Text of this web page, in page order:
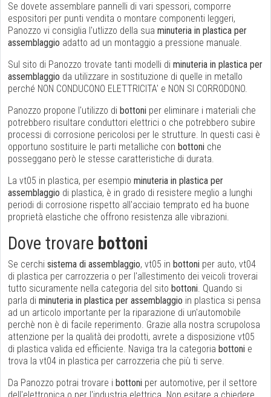
Se dovete assemblare pannelli di vari spessori, comporre
espositori per punti vendita o montare componenti leggeri,
Panozzo vi consiglia l'utlizzo della sua minuteria in plastica per
assemblaggio adatto ad un montaggio a pressione manuale.
Sul sito di Panozzo trovate tanti modelli di minuteria in plastica per
assemblaggio da utilizzare in sostituzione di quelle in metallo
perché NON CONDUCONO ELETTRICITA' e NON SI CORRODONO.
Panozzo propone l'utilizzo di bottoni per eliminare i materiali che
potrebbero risultare conduttori elettrici o che potrebbero subire
processi di corrosione pericolosi per le strutture. In questi casi è
opportuno sostituire le parti metalliche con bottoni che
posseggano però le stesse caratteristiche di durata.
La vt05 in plastica, per esempio minuteria in plastica per
assemblaggio di plastica, è in grado di resistere meglio a lunghi
periodi di corrosione rispetto all'acciaio temprato ed ha buone
proprietà elastiche che offrono resistenza alle vibrazioni.
Dove trovare bottoni
Se cerchi sistema di assemblaggio, vt05 in bottoni per auto, vt04
di plastica per carrozzeria o per l'allestimento dei veicoli troverai
tutto sicuramente nella categoria del sito bottoni. Quando si
parla di minuteria in plastica per assemblaggio in plastica si pensa
ad un articolo importante per la riparazione di un'automobile
perchè non è di facile reperimento. Grazie alla nostra scrupolosa
attenzione per la qualità dei prodotti, avrete a disposizione vt05
di plastica valida ed efficiente. Naviga tra la categoria bottoni e
trova la vt04 in plastica per carrozzeria che più ti serve.
Da Panozzo potrai trovare i bottoni per automotive, per il settore